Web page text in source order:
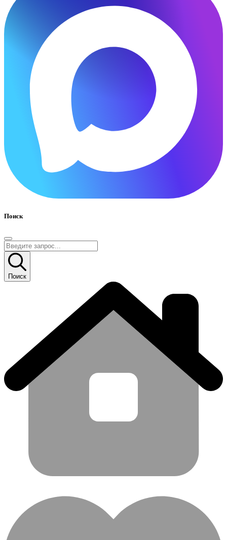
Поиск
Поиск